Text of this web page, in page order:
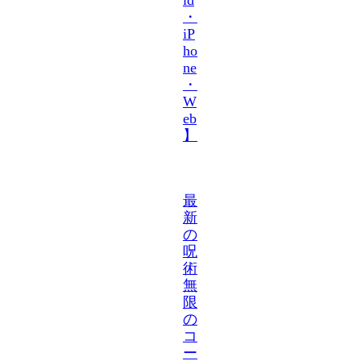
・
iP
ho
ne
・
W
eb
】
最
新
の
呪
術
無
限
の
コ
ー